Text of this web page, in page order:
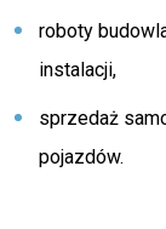
roboty
instalacji,
sprzedaż
pojazdów.